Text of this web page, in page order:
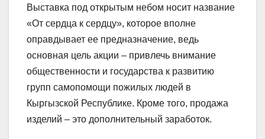
Выставка под открытым небом носит название
«От сердца к сердцу», которое вполне
оправдывает ее предназначение, ведь
основная цель акции – привлечь внимание
общественности и государства к развитию
групп самопомощи пожилых людей в
Кыргызской Республике. Кроме того, продажа
изделий – это дополнительный заработок.